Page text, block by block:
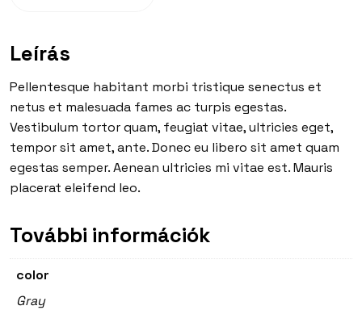
Leírás
Pellentesque habitant morbi tristique senectus et
netus et malesuada fames ac turpis egestas.
Vestibulum tortor quam, feugiat vitae, ultricies eget,
tempor sit amet, ante. Donec eu libero sit amet quam
egestas semper. Aenean ultricies mi vitae est. Mauris
placerat eleifend leo.
További információk
color
Gray